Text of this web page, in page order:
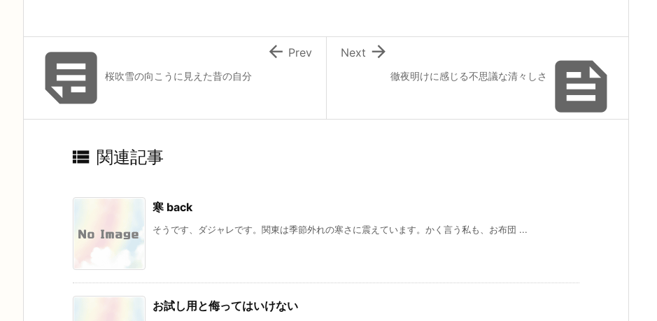

徹夜明けに感じる不思議な清々しさ

Next
桜吹雪の向こうに見えた昔の自分
 Prev
 関連記事
寒 back
そうです、ダジャレです。関東は季節外れの寒さに震えています。かく言う私も、お布団 ...
お試し用と侮ってはいけない